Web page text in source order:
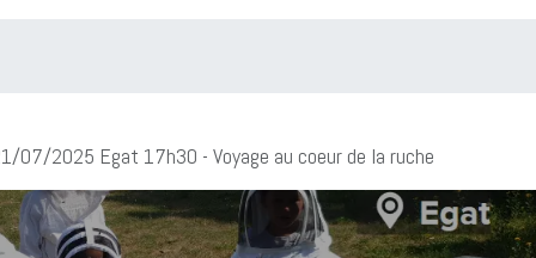
07/2025 Egat 17h30 - Voyage au coeur de la ruche